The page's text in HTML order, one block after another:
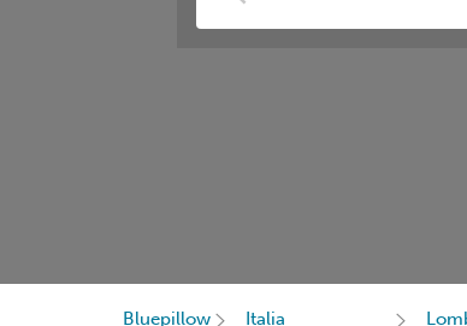
Bluepillow Italia